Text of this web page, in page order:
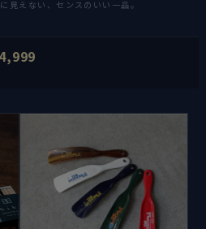
見えない、センスのいい一品。